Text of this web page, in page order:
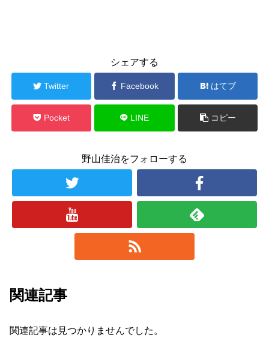
シェアする
Twitter Facebook はてブ
Pocket LINE コピー
野山佳治をフォローする
関連記事
関連記事は見つかりませんでした。